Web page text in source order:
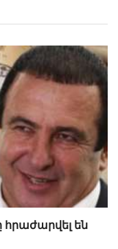
հրաժարվել են